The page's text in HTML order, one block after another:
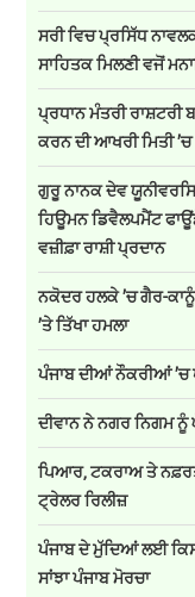
ਸਰੀ ਵਿਚ ਪ੍ਰਸਿੱਧ
ਸਾਹਿਤਕ ਮਿਲਣੀ ਵਜੋਂ
ਪ੍ਰਧਾਨ ਮੰਤਰੀ
ਕਰਨ ਦੀ ਆਖਰੀ ਮਿਤੀ
ਗੁਰੂ ਨਾਨਕ ਦੇਵ
ਹਿਊਮਨ ਡਿਵੈਲਪਮੈਂਟ
ਵਜ਼ੀਫ਼ਾ ਰਾਸ਼ੀ ਪ੍ਰਦਾਨ
ਨਕੋਦਰ ਹਲਕੇ ’ਚ ਗੈਰ-
’ਤੇ ਤਿੱਖਾ ਹਮਲਾ
ਪੰਜਾਬ ਦੀਆਂ ਨੌਕਰੀਆਂ ’ਚ
ਦੀਵਾਨ ਨੇ ਨਗਰ ਨਿਗਮ
ਪਿਆਰ, ਟਕਰਾਅ ਤੇ ਨਫ਼ਰਤ
ਟ੍ਰੇਲਰ ਰਿਲੀਜ਼
ਪੰਜਾਬ ਦੇ ਮੁੱਦਿਆਂ ਲਈ
ਸਾਂਝਾ ਪੰਜਾਬ ਮੋਰਚਾ